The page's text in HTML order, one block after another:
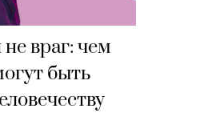
враг: чем
быть